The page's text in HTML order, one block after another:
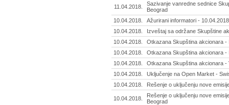
11.04.2018.
Sazivanje vanredne sednice
Beograd
10.04.2018.
Ažurirani informatori - 10.04.2018
10.04.2018.
Izveštaj sa održane Skupštine
10.04.2018.
Otkazana Skupština akcionara -
10.04.2018.
Otkazana Skupština akcionara -
10.04.2018.
Otkazana Skupština akcionara -
10.04.2018.
Uključenje na Open Market -
10.04.2018.
Rešenje o uključenju nove
10.04.2018.
Rešenje o uključenju nove
Beograd